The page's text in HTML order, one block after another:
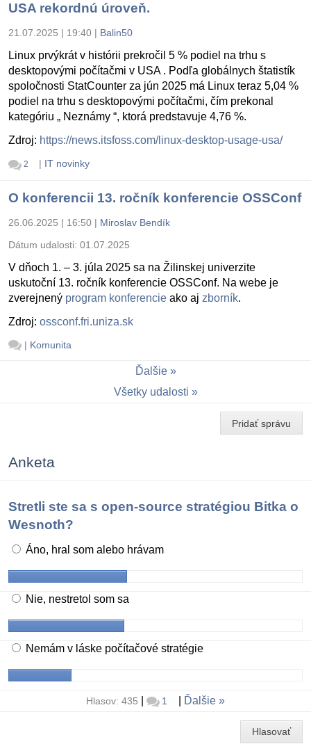
USA rekordnú úroveň.
21.07.2025 | 19:40 | Balin50
Linux prvýkrát v histórii prekročil 5 % podiel na trhu s
desktopovými počítačmi v USA . Podľa globálnych štatistík
spoločnosti StatCounter za jún 2025 má Linux teraz 5,04 %
podiel na trhu s desktopovými počítačmi, čím prekonal
kategóriu „ Neznámy “, ktorá predstavuje 4,76 %.
Zdroj: https://news.itsfoss.com/linux-desktop-usage-usa/
2 | IT novinky
O konferencii 13. ročník konferencie OSSConf
26.06.2025 | 16:50 | Miroslav Bendík
Dátum udalosti: 01.07.2025
V dňoch 1. – 3. júla 2025 sa na Žilinskej univerzite
uskutoční 13. ročník konferencie OSSConf. Na webe je
zverejnený program konferencie ako aj zborník.
Zdroj: ossconf.fri.uniza.sk
| Komunita
Ďalšie
Všetky udalosti
Pridať správu
Anketa
Stretli ste sa s open-source stratégiou Bitka o
Wesnoth?
Áno, hral som alebo hrávam
Nie, nestretol som sa
Nemám v láske počítačové stratégie
Hlasov: 435 1 Ďalšie
Hlasovať